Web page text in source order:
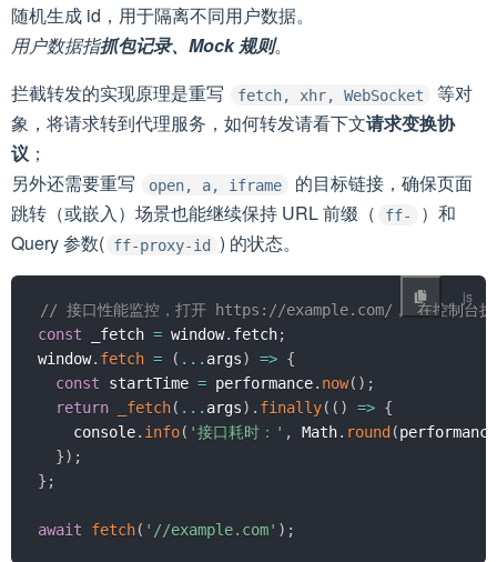
随机生成 id，用于隔离不同用户数据。
用户数据指抓包记录、Mock 规则。
拦截转发的实现原理是重写
fetch, xhr, WebSocket
等对
象，将请求转到代理服务，如何转发请看下文请求变换协
议 ；
另外还需要重写
open, a, iframe
的目标链接，确保页面
跳转（或嵌入）场景也能继续保持 URL 前缀（
ff-
）和
Query 参数( ff-proxy-id ) 的状态。
// 接口性能监控，打开 https://example.com/， 在控制台执
const _fetch = window. fetch;
window. fetch = ( ... args) => {
const startTime = performance. now( ) ;
return
_fetch( ... args) . finally( ( ) => {
    console
. info( '接口耗时：' , Math. round (performance
}) ;
} ;
await fetch( '//example.com' ) ;